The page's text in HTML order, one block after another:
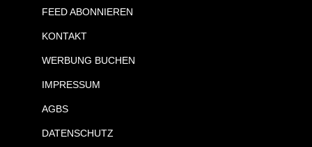
FEED ABONNIEREN
KONTAKT
WERBUNG BUCHEN
IMPRESSUM
AGBS
DATENSCHUTZ